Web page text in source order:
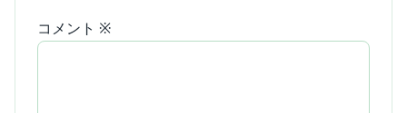
コメント ※